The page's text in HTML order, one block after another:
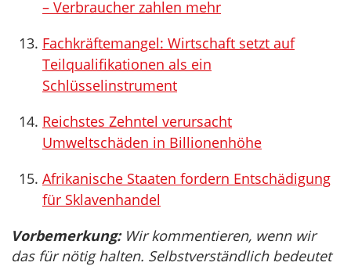
– Verbraucher zahlen mehr
Fachkräftemangel: Wirtschaft setzt auf
Teilqualifikationen als ein
Schlüsselinstrument
Reichstes Zehntel verursacht
Umweltschäden in Billionenhöhe
Afrikanische Staaten fordern Entschädigung
für Sklavenhandel
Vorbemerkung:Wir kommentieren, wenn wir
das für nötig halten. Selbstverständlich bedeutet